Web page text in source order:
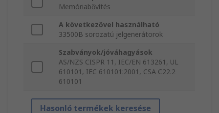
Memóriabővítés
A következővel használható
33500B sorozatú jelgenerátorok
Szabványok/jóváhagyások
AS/NZS CISPR 11, IEC/EN 613261, UL
610101, IEC 610101:2001, CSA C22.2
610101
Hasonló termékek keresése